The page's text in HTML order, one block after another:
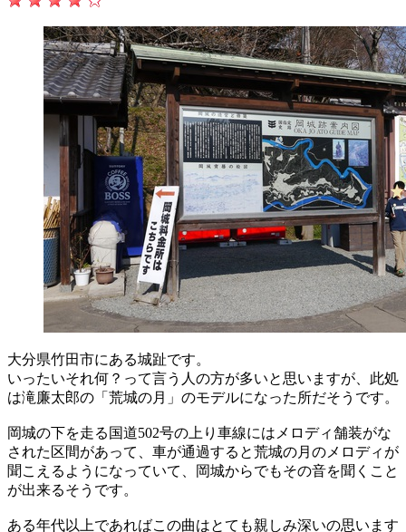
大分県竹田市にある城趾です。
いったいそれ何？って言う人の方が多いと思いますが、此処
は滝廉太郎の「荒城の月」のモデルになった所だそうです。
岡城の下を走る国道502号の上り車線にはメロディ舗装がな
された区間があって、車が通過すると荒城の月のメロディが
聞こえるようになっていて、岡城からでもその音を聞くこと
が出来るそうです。
ある年代以上であればこの曲はとても親しみ深いの思います